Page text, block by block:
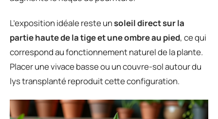
L’exposition idéale reste unsoleil direct sur la
partie haute de la tige et une ombre au pied, ce qui
correspond au fonctionnement naturel de la plante.
Placer une vivace basse ou un couvre-sol autour du
lys transplanté reproduit cette configuration.